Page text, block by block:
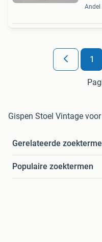
Andel
1
Gispen Stoel Vintage
Gerelateerde
Populaire zoektermen